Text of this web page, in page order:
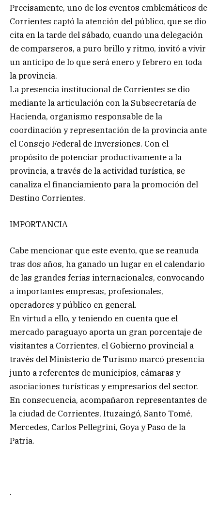
Precisamente, uno de los eventos emblemáticos de
Corrientes captó la atención del público, que se dio
cita en la tarde del sábado, cuando una delegación
de comparseros, a puro brillo y ritmo, invitó a vivir
un anticipo de lo que será enero y febrero en toda
la provincia.
La presencia institucional de Corrientes se dio
mediante la articulación con la Subsecretaría de
Hacienda, organismo responsable de la
coordinación y representación de la provincia ante
el Consejo Federal de Inversiones. Con el
propósito de potenciar productivamente a la
provincia, a través de la actividad turística, se
canaliza el financiamiento para la promoción del
Destino Corrientes.
IMPORTANCIA
Cabe mencionar que este evento, que se reanuda
tras dos años, ha ganado un lugar en el calendario
de las grandes ferias internacionales, convocando
a importantes empresas, profesionales,
operadores y público en general.
En virtud a ello, y teniendo en cuenta que el
mercado paraguayo aporta un gran porcentaje de
visitantes a Corrientes, el Gobierno provincial a
través del Ministerio de Turismo marcó presencia
junto a referentes de municipios, cámaras y
asociaciones turísticas y empresarios del sector.
En consecuencia, acompañaron representantes de
la ciudad de Corrientes, Ituzaingó, Santo Tomé,
Mercedes, Carlos Pellegrini, Goya y Paso de la
Patria.
.